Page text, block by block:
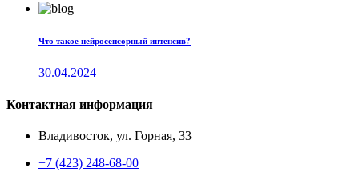
Что такое нейросенсорный интенсив?
30.04.2024
Контактная информация
Владивосток, ул. Горная, 33
+7 (423) 248-68-00